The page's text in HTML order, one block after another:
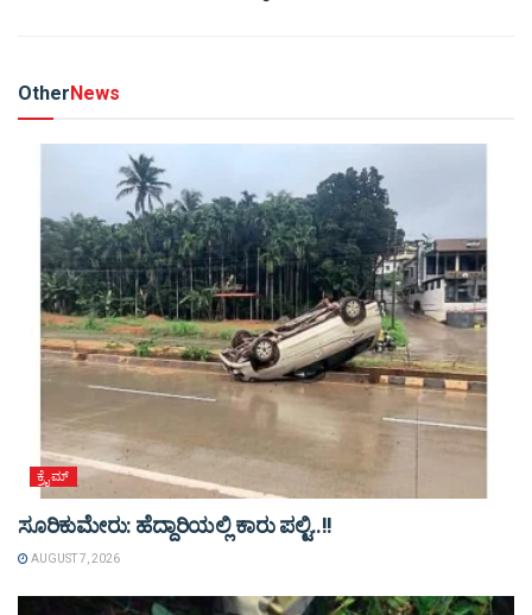
Other News
ಕ್ರೈಮ್
ಸೂರಿಕುಮೇರು: ಹೆದ್ದಾರಿಯಲ್ಲಿ ಕಾರು ಪಲ್ಟಿ..!!
AUGUST 7, 2026